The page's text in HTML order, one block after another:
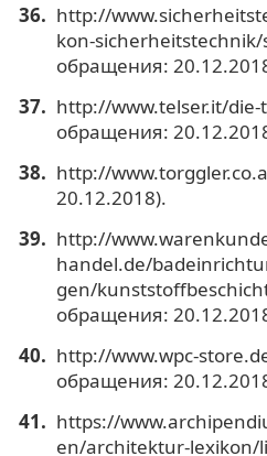
http://
kon-
обращения:
http://www.telser.it/die-
обращения:
http://
20.12.2018).
http://
handel.de/
gen/
обращения:
http://www.wpc-
обращения:
https://
en/architektur-lexikon/